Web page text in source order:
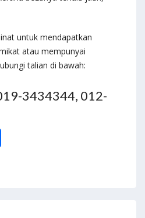
untuk mendapatkan
atau mempunyai
talian di bawah:
3434344, 012-